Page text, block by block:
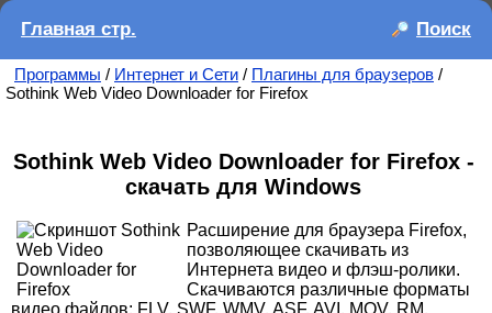
Главная стр. Поиск
Программы / Интернет и Сети / Плагины для браузеров /
Sothink Web Video Downloader for Firefox
Sothink Web Video Downloader for Firefox -
скачать для Windows
Расширение для браузера Firefox,
позволяющее скачивать из
Интернета видео и флэш-ролики.
Скачиваются различные форматы
видео файлов: FLV, SWF, WMV, ASF, AVI, MOV, RM,